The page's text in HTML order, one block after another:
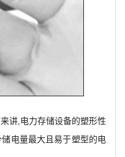
讲,电力存储设备的塑形性
电量最大且易于塑型的电